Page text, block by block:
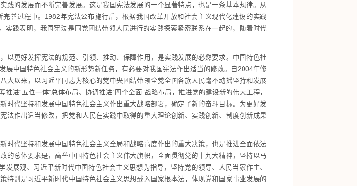
的发展而不断完善发展。这是我国宪法发展的一个显著特点，也是一条基本规律。从
善过程中。1982年宪法公布施行后，根据我国改革开放和社会主义现代化建设的实践
践表明，我国宪法是同党团结带领人民进行的实践探索紧密联系在一起的，随着时代
更好发挥宪法的规范、引领、推动、保障作用，是实践发展的必然要求。中国特色社
中国特色社会主义的新形势新任务，有必要对我国宪法作出适当的修改。自2004年修
大以来，以习近平同志为核心的党中央团结带领全党全国各族人民毫不动摇坚持和发展
进“五位一体”总体布局、协调推进“四个全面”战略布局，推进党的建设新的伟大工程，
时代坚持和发展中国特色社会主义作出重大战略部署，确定了新的奋斗目标。为更好发
法作出适当修改，把党和人民在实践中取得的重大理论创新、实践创新、制度创新成果
代坚持和发展中国特色社会主义全局和战略高度作出的重大决策，也是推进全面依法
的总体要求是，高举中国特色社会主义伟大旗帜，全面贯彻党的十九大精神，坚持以马
展观、习近平新时代中国特色社会主义思想为指导，坚持党的领导、人民当家作主、
特别是习近平新时代中国特色社会主义思想载入国家根本法，体现党和国家事业发展的